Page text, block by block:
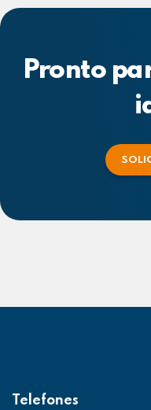
Pronto
Telefones